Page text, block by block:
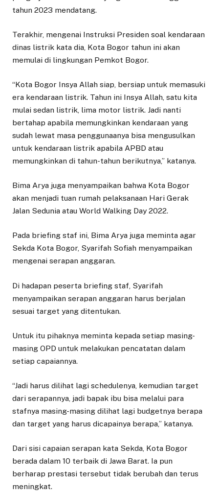
tahun 2023 mendatang.
Terakhir, mengenai Instruksi Presiden soal kendaraan
dinas listrik kata dia, Kota Bogor tahun ini akan
memulai di lingkungan Pemkot Bogor.
“Kota Bogor Insya Allah siap, bersiap untuk memasuki
era kendaraan listrik. Tahun ini Insya Allah, satu kita
mulai sedan listrik, lima motor listrik. Jadi nanti
bertahap apabila memungkinkan kendaraan yang
sudah lewat masa penggunaanya bisa mengusulkan
untuk kendaraan listrik apabila APBD atau
memungkinkan di tahun-tahun berikutnya,” katanya.
Bima Arya juga menyampaikan bahwa Kota Bogor
akan menjadi tuan rumah pelaksanaan Hari Gerak
Jalan Sedunia atau World Walking Day 2022.
Pada briefing staf ini, Bima Arya juga meminta agar
Sekda Kota Bogor, Syarifah Sofiah menyampaikan
mengenai serapan anggaran.
Di hadapan peserta briefing staf, Syarifah
menyampaikan serapan anggaran harus berjalan
sesuai target yang ditentukan.
Untuk itu pihaknya meminta kepada setiap masing-
masing OPD untuk melakukan pencatatan dalam
setiap capaiannya.
“Jadi harus dilihat lagi schedulenya, kemudian target
dari serapannya, jadi bapak ibu bisa melalui para
stafnya masing-masing dilihat lagi budgetnya berapa
dan target yang harus dicapainya berapa,” katanya.
Dari sisi capaian serapan kata Sekda, Kota Bogor
berada dalam 10 terbaik di Jawa Barat. Ia pun
berharap prestasi tersebut tidak berubah dan terus
meningkat.